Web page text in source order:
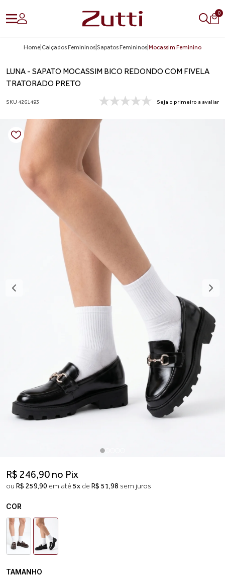
0
Home Calçados Femininos Sapatos Femininos Mocassim Feminino
LUNA - SAPATO MOCASSIM BICO REDONDO COM FIVELA
TRATORADO PRETO
SKU 4261493 Seja o primeiro a avaliar
R$ 246,90 no Pix
ou R$ 259,90 em até 5x de R$ 51,98 sem juros
COR
TAMANHO